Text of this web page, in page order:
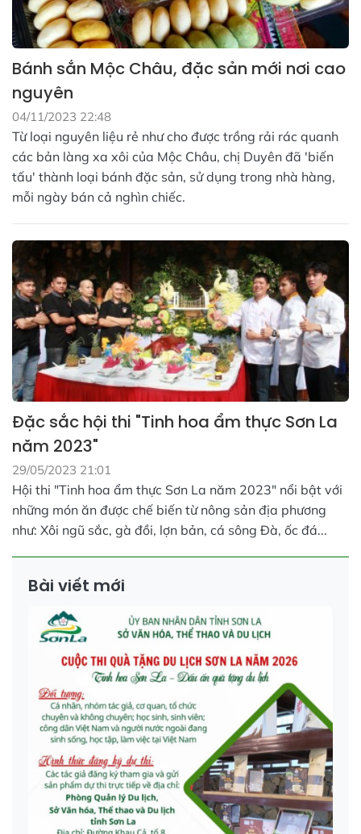
Bánh sắn Mộc Châu, đặc sản mới nơi cao
nguyên
04/11/2023 22:48
Từ loại nguyên liệu rẻ như cho được trồng rải rác quanh
các bản làng xa xôi của Mộc Châu, chị Duyên đã 'biến
tấu' thành loại bánh đặc sản, sử dụng trong nhà hàng,
mỗi ngày bán cả nghìn chiếc.
Đặc sắc hội thi "Tinh hoa ẩm thực Sơn La
năm 2023"
29/05/2023 21:01
Hội thi "Tinh hoa ẩm thực Sơn La năm 2023" nổi bật với
những món ăn được chế biến từ nông sản địa phương
như: Xôi ngũ sắc, gà đồi, lợn bản, cá sông Đà, ốc đá...
Bài viết mới